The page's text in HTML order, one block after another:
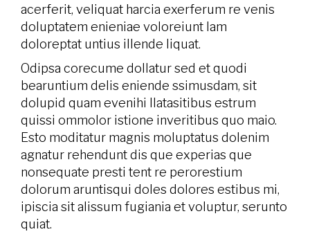
acerferit, veliquat harcia exerferum re venis
doluptatem enieniae voloreiunt lam
doloreptat untius illende liquat.
Odipsa corecume dollatur sed et quodi
bearuntium delis eniende ssimusdam, sit
dolupid quam evenihi llatasitibus estrum
quissi ommolor istione inveritibus quo maio.
Esto moditatur magnis moluptatus dolenim
agnatur rehendunt dis que experias que
nonsequate presti tent re perorestium
dolorum aruntisqui doles dolores estibus mi,
ipiscia sit alissum fugiania et voluptur, serunto
quiat.